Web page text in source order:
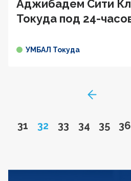
Аджибадем Сити
Токуда под 24-
УМБАЛ Токуда
Go to page
31 Page
32 Go to page
33 Go to page
34 Go to
35 36